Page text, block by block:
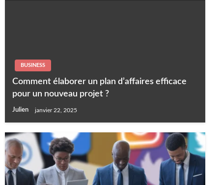
BUSINESS
Comment élaborer un plan d’affaires efficace
pour un nouveau projet ?
Julien janvier 22, 2025